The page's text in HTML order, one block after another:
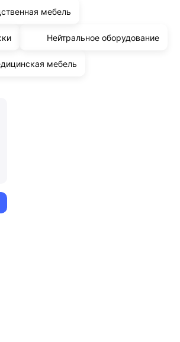
мебель
Нейтральное оборудование
мебель